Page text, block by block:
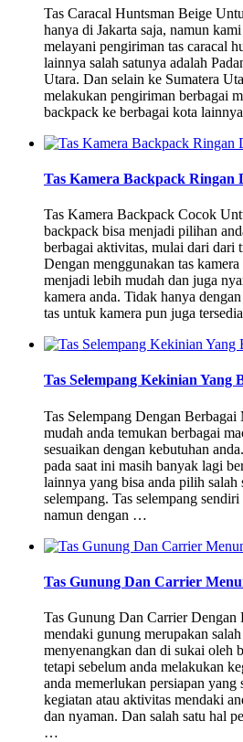
Tas Caracal Huntsman Beige
hanya di Jakarta saja, namun
melayani pengiriman tas caracal
lainnya salah satunya adalah
Utara. Dan selain ke Sumatera
melakukan pengiriman berbagai
backpack ke berbagai kota
Tas Kamera Backpack Ringan
Tas Kamera Backpack Cocok
backpack bisa menjadi pilihan
berbagai aktivitas, mulai dari dari
Dengan menggunakan tas
menjadi lebih mudah dan juga
kamera anda. Tidak hanya
tas untuk kamera pun juga
Tas Selempang Kekinian Yang
Tas Selempang Dengan Berbagai
mudah anda temukan berbagai
sesuaikan dengan kebutuhan
pada saat ini masih banyak lagi
lainnya yang bisa anda pilih salah
selempang. Tas selempang
namun dengan …
Tas Gunung Dan Carrier
Tas Gunung Dan Carrier
mendaki gunung merupakan
menyenangkan dan di sukai oleh
tetapi sebelum anda melakukan
anda memerlukan persiapan yang
kegiatan atau aktivitas mendaki
dan nyaman. Dan salah satu hal
…